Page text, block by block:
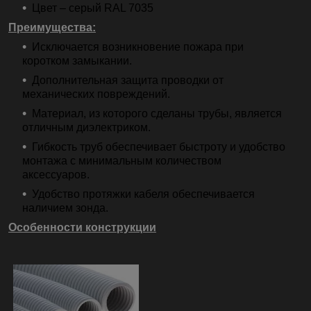
Цвет – серый RAL 7035
Преимущества:
Исключается возникновение пожара при
коротком замыкании.
Дополнительная защита проводки от
механических повреждений.
Материал, из которого сделаны трубы, является
отличным диэлектриком.
Гибкость труб обеспечивает быстроту и удобство
монтажа с минимальным количеством
аксессуаров.
Удобство протяжки кабеля обеспечивается
наличием зонда.
Особенности конструкции